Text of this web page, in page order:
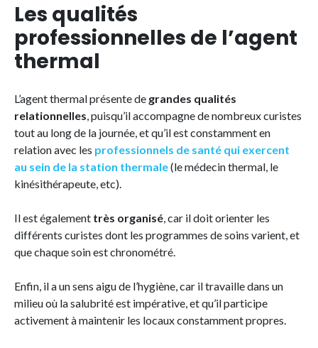
Les qualités
professionnelles de l’agent
thermal
L’agent thermal présente de grandes qualités
relationnelles, puisqu’il accompagne de nombreux curistes
tout au long de la journée, et qu’il est constamment en
relation avec les professionnels de santé qui exercent
au sein de la station thermale(le médecin thermal, le
kinésithérapeute, etc).
Il est également très organisé, car il doit orienter les
différents curistes dont les programmes de soins varient, et
que chaque soin est chronométré.
Enfin, il a un sens aigu de l’hygiène, car il travaille dans un
milieu où la salubrité est impérative, et qu’il participe
activement à maintenir les locaux constamment propres.